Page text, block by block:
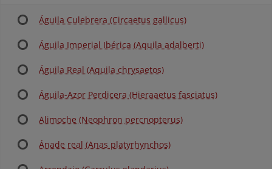
Águila Culebrera (Circaetus gallicus)
Águila Imperial Ibérica (Aquila adalberti)
Águila Real (Aquila chrysaetos)
Águila-Azor Perdicera (Hieraaetus fasciatus)
Alimoche (Neophron percnopterus)
Ánade real (Anas platyrhynchos)